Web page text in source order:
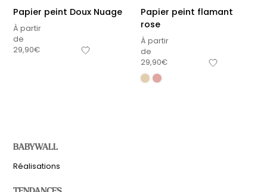
Papier peint Doux Nuage
À partir
de
29,90€
Papier peint flamant
rose
À partir
de
29,90€
BABYWALL
Réalisations